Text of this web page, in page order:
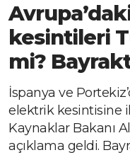
kesintileri
mi?
İspanya ve
elektrik kesintisine
Kaynaklar Bakanı
açıklama geldi.